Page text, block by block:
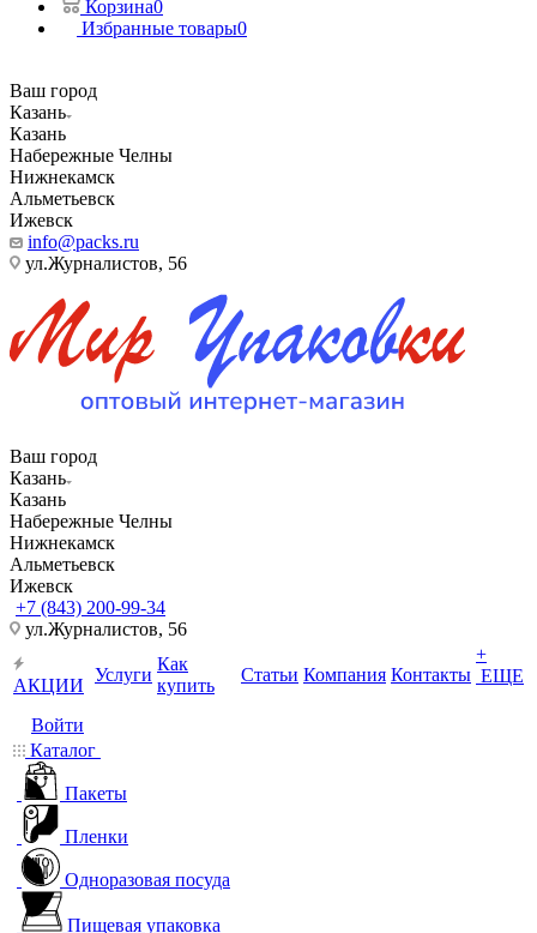
Корзина0
Избранные товары0
Ваш город
Казань
Казань
Набережные Челны
Нижнекамск
Альметьевск
Ижевск
info@packs.ru
ул.Журналистов, 56
Ваш город
Казань
Казань
Набережные Челны
Нижнекамск
Альметьевск
Ижевск
+7 (843) 200-99-34
ул.Журналистов, 56
АКЦИИ
Услуги
Как
купить
Статьи Компания Контакты
+
ЕЩЕ
Войти
Каталог
Пакеты
Пленки
Одноразовая посуда
Пищевая упаковка